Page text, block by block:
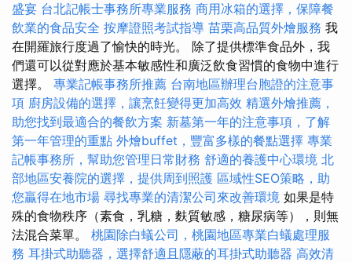
盛宴 台北記帳士事務所專業服務 商用冰箱的選擇，保障餐
飲業的食品安全 按摩證照考試指導 苗栗高品質外燴服務 我
在開羅旅行度過了愉快的時光。 除了提供標準食品外，我
們還可以從對應於基本敏感性和廣泛飲食習慣的食物中進行
選擇。 專業記帳事務所推薦 台南地區辦理台胞證的注意事
項 廚房設備的選擇，讓烹飪變得更加高效 精選外燴推薦，
助您找到最適合的餐飲方案 新墓第一年的注意事項，了解
第一年管理的重點 外燴buffet，豐富多樣的餐點選擇 專業
記帳事務所，幫助您管理日常財務 舒適的養護中心環境 北
部地區安養院的選擇，提供周到照護 區域性SEO策略，助
您贏得在地市場 尋找專業的清潔公司來改善環境 如果是特
殊的食物秩序（素食，乳糖，麩質敏感，糖尿病等），則無
法混合菜單。 桃園除白蟻公司，桃園地區專業白蟻處理服
務 耳掛式助聽器，選擇舒適且隱蔽的耳掛式助聽器 高效清